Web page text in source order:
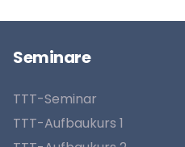
Seminare
TTT-Seminar
TTT-Aufbaukurs 1